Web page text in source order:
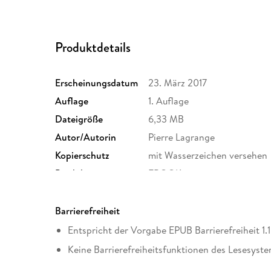
Produktdetails
Erscheinungsdatum 23. März 2017
Auflage
1. Auflage
Dateigröße
6,33 MB
Autor/Autorin
Pierre Lagrange
Kopierschutz
mit Wasserzeichen versehen
Produktart
EBOOK
Barrierefreiheit
Entspricht der Vorgabe EPUB Barrierefreiheit 1.1
Keine Barrierefreiheitsfunktionen des